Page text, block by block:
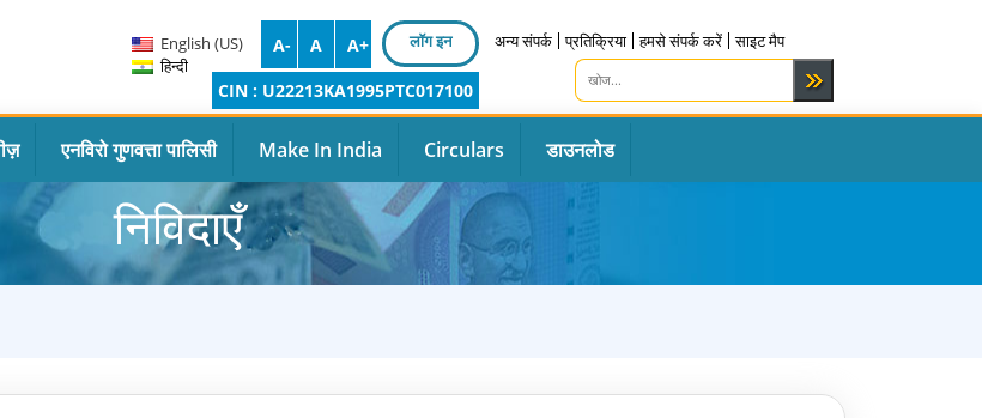
English (US)
हिन्दी
A- A A+ लॉग इन अन्य संपर्क प्रतिक्रिया हमसे संपर्क करें साइट मैप
CIN : U22213KA1995PTC017100
एनविरो गुणवत्ता पालिसी Make In India Circulars डाउनलोड
निविदाएँ